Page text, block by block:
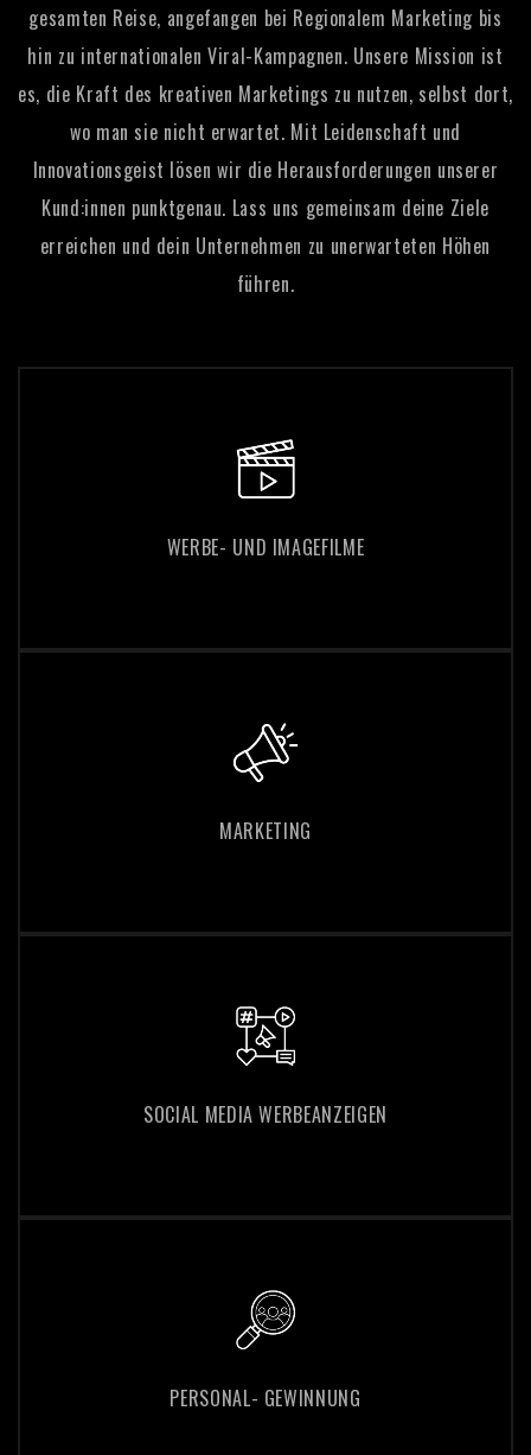
gesamten Reise, angefangen bei Regionalem Marketing bis
hin zu internationalen Viral-Kampagnen. Unsere Mission ist
es, die Kraft des kreativen Marketings zu nutzen, selbst dort,
wo man sie nicht erwartet. Mit Leidenschaft und
Innovationsgeist lösen wir die Herausforderungen unserer
Kund:innen punktgenau. Lass uns gemeinsam deine Ziele
erreichen und dein Unternehmen zu unerwarteten Höhen
führen.
WERBE- UND IMAGEFILME
WERBE- UND IMAGEFILME
MARKETING
MARKETING
SOCIAL MEDIA WERBEANZEIGEN
SOCIAL MEDIA WERBEANZEIGEN
PERSONAL- GEWINNUNG
PERSONAL- GEWINNUNG